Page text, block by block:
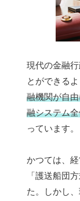
現代の金融
とができる
融機関が自
融システム
っています。
かつては、
「護送船団
た。しかし